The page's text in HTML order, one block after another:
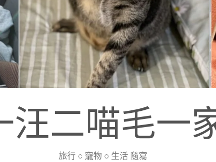
汪二喵毛一
旅行 ○ 寵物 ○ 生活 隨寫